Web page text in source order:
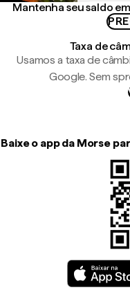
Mantenha seu saldo
Taxa de
Usamos a taxa de
Google. Sem
Baixe o app da Morse